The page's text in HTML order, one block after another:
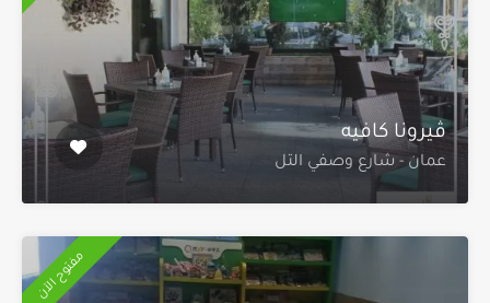
ڤيرونا كافيه
عمان - شارع وصفي التل
مفتوح الآن